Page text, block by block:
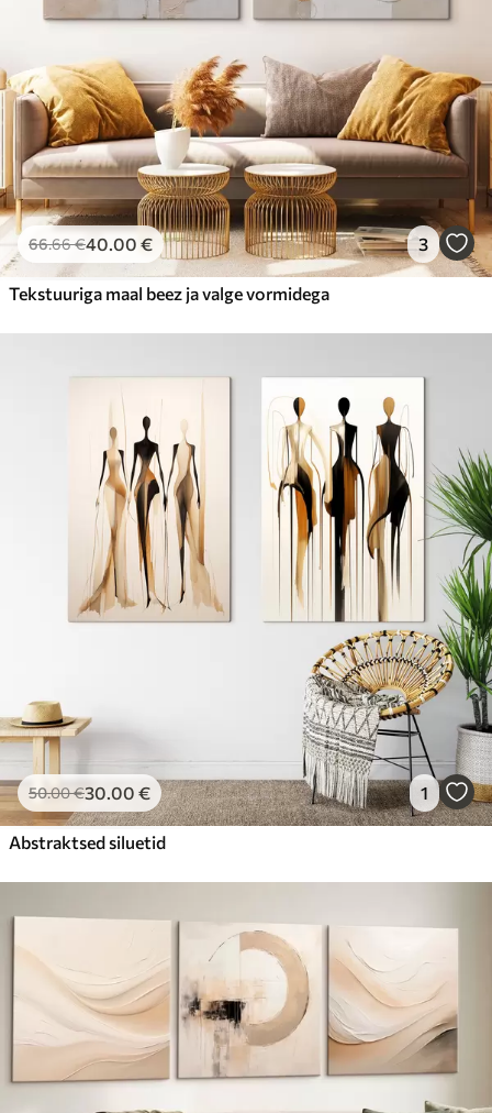
66.66€40.00 € 3
Tekstuuriga maal beez ja valge vormidega
50.00€30.00 € 1
Abstraktsed siluetid